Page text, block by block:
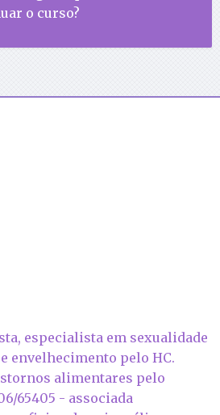
o curso?
especialista em sexualidade
e envelhecimento pelo HC.
alimentares pelo
65405 - associada